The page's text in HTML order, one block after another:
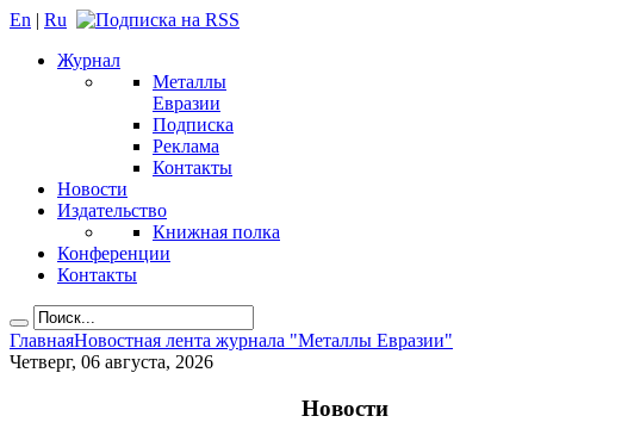
En | Ru
Журнал
Металлы
Евразии
Подписка
Реклама
Контакты
Новости
Издательство
Книжная полка
Конференции
Контакты
ГлавнаяНовостная лента журнала "Металлы Евразии"
Четверг, 06 августа, 2026
Новости